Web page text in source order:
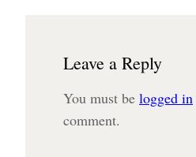
Leave a Reply
You must be logged in
comment.